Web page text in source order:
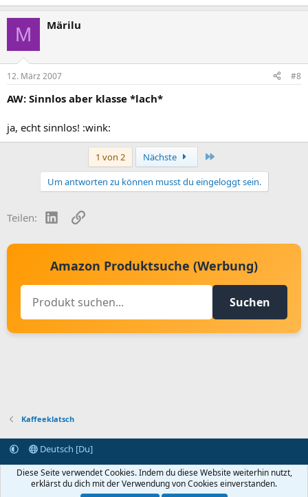
M Märilu
12. März 2007 #8
AW: Sinnlos aber klasse *lach*
ja, echt sinnlos! :wink:
1 von 2 Nächste
Um antworten zu können musst du eingeloggt sein.
Teilen: LinkedInLink
Amazon Produktsuche (Werbung)
Suchen
Kaffeeklatsch
Deutsch [Du]
Kontakt aufnehmen
Bedingungen und Regeln
Datenschutz
Startseite
R
S
Diese Seite verwendet Cookies. Indem du diese Website weiterhin nutzt,
erklärst du dich mit der Verwendung von Cookies einverstanden.